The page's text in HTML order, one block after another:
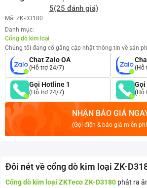
5(25 đánh giá)
Mã: ZK-D3180
Danh mục:
Cổng dò kim loại
Chúng tôi đang cố gắng cập nhật thông tin về sản
Chat Zalo OA
(Hỗ trợ 24/7) (Hỗ
Gọi Hotline 1
(Hỗ trợ 24/7) (Hỗ
NHẬN BÁO GIÁ
(Gọi điện & báo giá miễn
Đôi nét về cổng dò kim loại ZK-
Cổng dò kim loại ZKTeco ZK-D3180 phát ra